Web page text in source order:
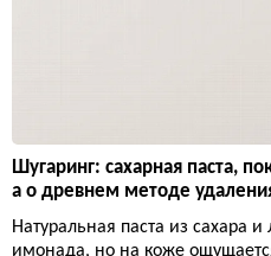
Шугаринг: сахарная паста,
а о древнем методе
Натуральная паста из сахара
имонада, но на коже